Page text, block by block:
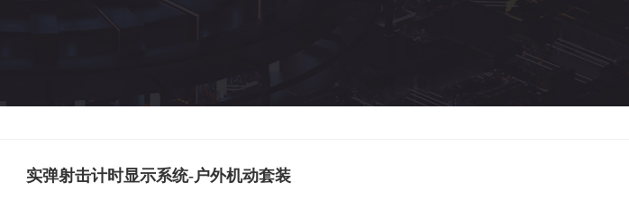
实弹射击计时显示系统-户外机动套装